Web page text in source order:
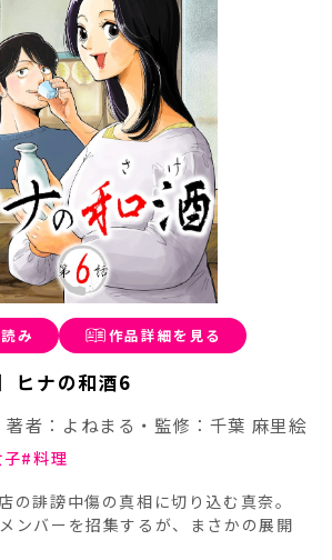
み 作品詳細を見る
ヒナの和酒6
者：よねまる・監修：千葉 麻里絵
料理
の誹謗中傷の真相に切り込む真奈。
ンバーを招集するが、まさかの展開